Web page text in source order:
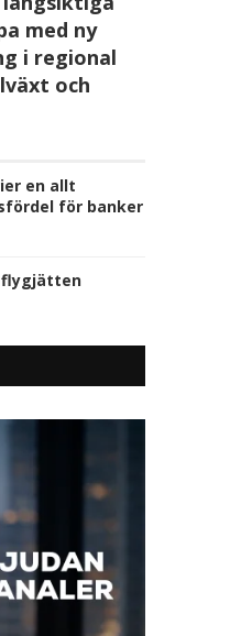
med ny
i regional
och
en allt
för banker
flygjätten